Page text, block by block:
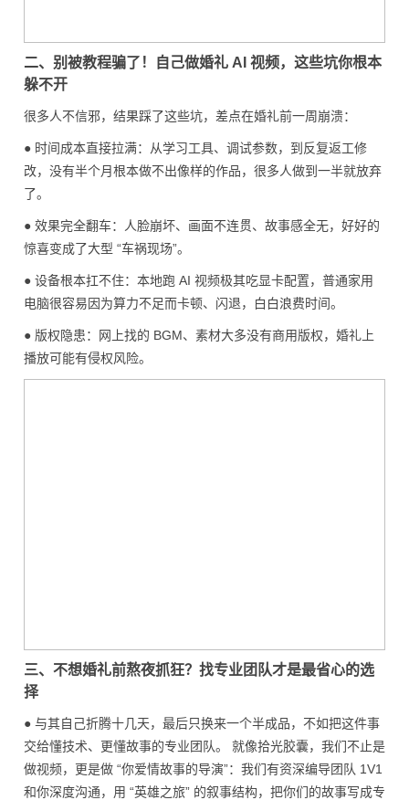
二、别被教程骗了！自己做婚礼 AI 视频，这些坑你根本
躲不开
很多人不信邪，结果踩了这些坑，差点在婚礼前一周崩溃：
● 时间成本直接拉满：从学习工具、调试参数，到反复返工修
改，没有半个月根本做不出像样的作品，很多人做到一半就放弃
了。
● 效果完全翻车：人脸崩坏、画面不连贯、故事感全无，好好的
惊喜变成了大型 “车祸现场”。
● 设备根本扛不住：本地跑 AI 视频极其吃显卡配置，普通家用
电脑很容易因为算力不足而卡顿、闪退，白白浪费时间。
● 版权隐患：网上找的 BGM、素材大多没有商用版权，婚礼上
播放可能有侵权风险。
三、不想婚礼前熬夜抓狂？找专业团队才是最省心的选
择
● 与其自己折腾十几天，最后只换来一个半成品，不如把这件事
交给懂技术、更懂故事的专业团队。 就像拾光胶囊，我们不止是
做视频，更是做 “你爱情故事的导演”：我们有资深编导团队 1V1
和你深度沟通，用 “英雄之旅” 的叙事结构，把你们的故事写成专